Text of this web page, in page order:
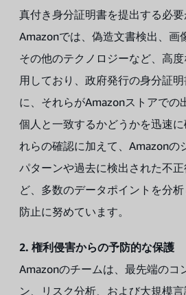
真付き身分証明書を提出する必要
Amazonでは、偽造文書検出、画
その他のテクノロジーなど、高
用しており、政府発行の身分証
に、それらがAmazonストアでの
個人と一致するかどうかを迅速
れらの確認に加えて、Amazonの
パターンや過去に検出された不
ど、多数のデータポイントを分
防止に努めています。
2. 権利侵害からの予防的な保護
Amazonのチームは、最先端のコ
ン、リスク分析、および大規模